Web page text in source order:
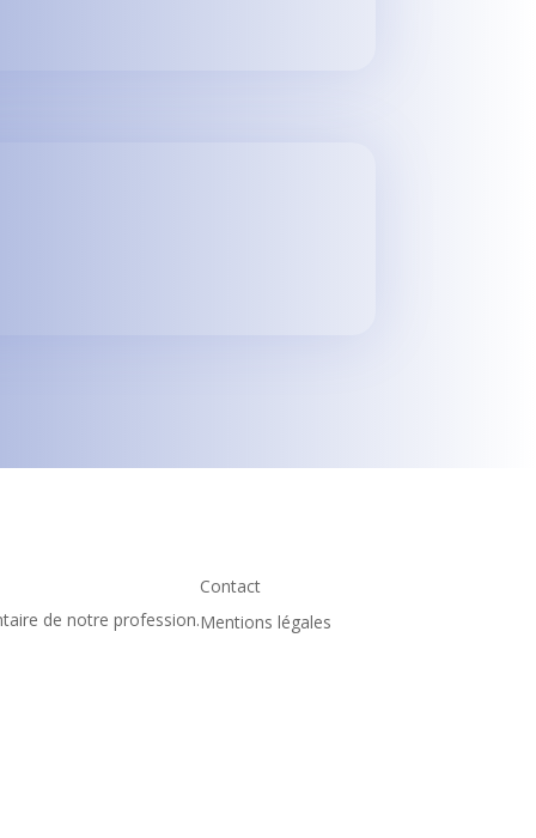
de notre profession.
Contact
Mentions légales